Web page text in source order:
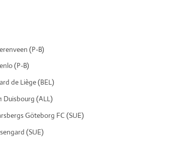
(P-B)
(P-B)
de Liège (BEL)
Duisbourg (ALL)
Göteborg FC (SUE)
(SUE)